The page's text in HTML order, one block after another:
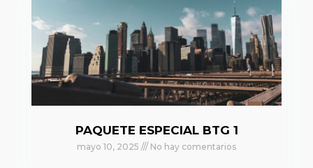
PAQUETE ESPECIAL BTG 1
mayo 10, 2025 No hay comentarios